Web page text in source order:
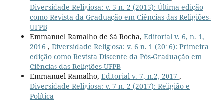
Diversidade Religiosa: v. 5 n. 2 (2015): Última edição
como Revista da Graduação em Ciências das Religiões-
UFPB
Emmanuel Ramalho de Sá Rocha, Editorial v. 6, n. 1,
2016 , Diversidade Religiosa: v. 6 n. 1 (2016): Primeira
edição como Revista Discente da Pós-Graduação em
Ciências das Religiões-UFPB
Emmanuel Ramalho, Editorial v. 7, n.2, 2017 ,
Diversidade Religiosa: v. 7 n. 2 (2017): Religião e
Política